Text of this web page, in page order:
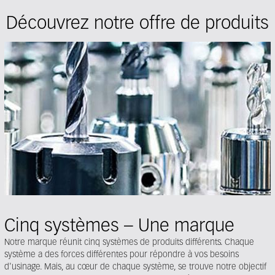
Découvrez notre offre de produits
Cinq systèmes – Une marque
Notre marque réunit cinq systèmes de produits différents. Chaque
système a des forces différentes pour répondre à vos besoins
d'usinage. Mais, au cœur de chaque système, se trouve notre objectif